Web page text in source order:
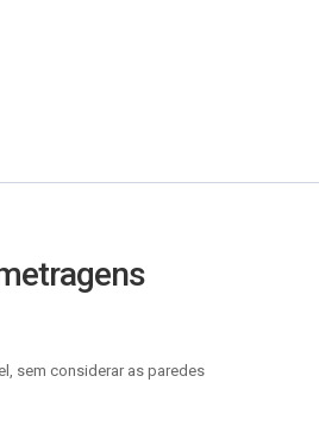
sem considerar as paredes